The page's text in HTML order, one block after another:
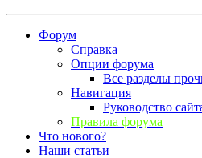
Форум
Справка
Опции форума
Все разделы
Навигация
Руководство
Правила форума
Что нового?
Наши статьи